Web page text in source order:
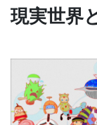
現実世界